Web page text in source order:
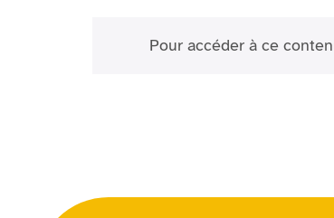
Pour accéder à ce